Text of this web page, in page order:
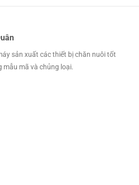
sản xuất các thiết bị chăn nuôi tốt
mẫu mã và chủng loại.